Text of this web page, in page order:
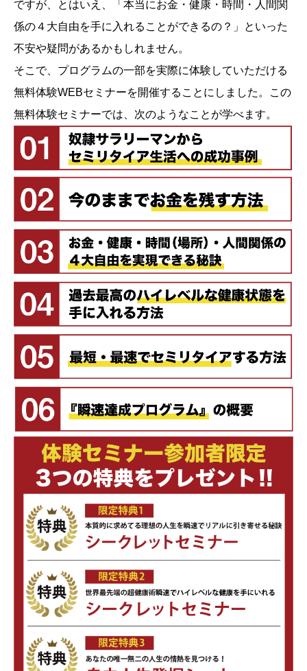
ですが、とはいえ、「本当にお金・健康・時間・人間関
係の４大自由を手に入れることができるの？」といった
不安や疑問があるかもしれません。
そこで、プログラムの一部を実際に体験していただける
無料体験WEBセミナーを開催することにしました。この
無料体験セミナーでは、次のようなことが学べます。